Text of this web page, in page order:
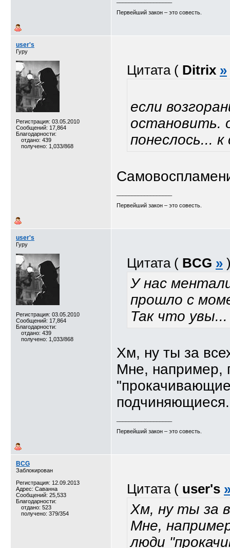
Первейший закон – это совесть.
user's
Гуру
Регистрация: 03.05.2010
Сообщений: 17,864
Благодарности:
отдано: 439
получено: 1,033/868
Цитата ( Ditrix »
если
остановить.
понеслось...
Первейший закон – это совесть.
user's
Гуру
Регистрация: 03.05.2010
Сообщений: 17,864
Благодарности:
отдано: 439
получено: 1,033/868
Цитата ( BCG »
У нас
прошло с
Так что увы...
Хм, ну ты за
Мне, например,
подчиняющиеся.
Первейший закон – это совесть.
BCG
Заблокирован
Регистрация: 12.09.2013
Адрес: Саванна
Сообщений: 25,533
Благодарности:
отдано: 523
получено: 379/354
Цитата ( user's
Хм, ну ты за
Мне,
люди